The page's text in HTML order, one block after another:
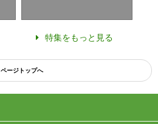
特集をもっと見る
ページトップへ